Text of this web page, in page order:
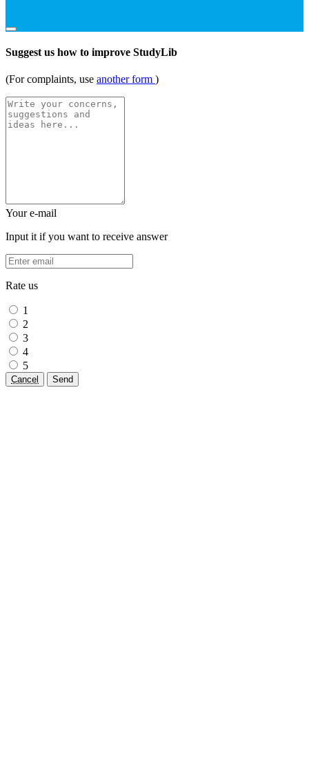
Suggest us how to improve StudyLib
(For complaints, use another form )
Your e-mail
Input it if you want to receive answer
Rate us
1
2
3
4
5
Cancel Send